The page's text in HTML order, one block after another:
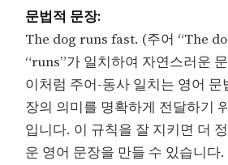
문법적 문장:
The dog runs fast. (주어 “The
“runs”가 일치하여 자연스러운
이처럼 주어-동사 일치는 영어 문
장의 의미를 명확하게 전달하기
입니다. 이 규칙을 잘 지키면 더
운 영어 문장을 만들 수 있습니다